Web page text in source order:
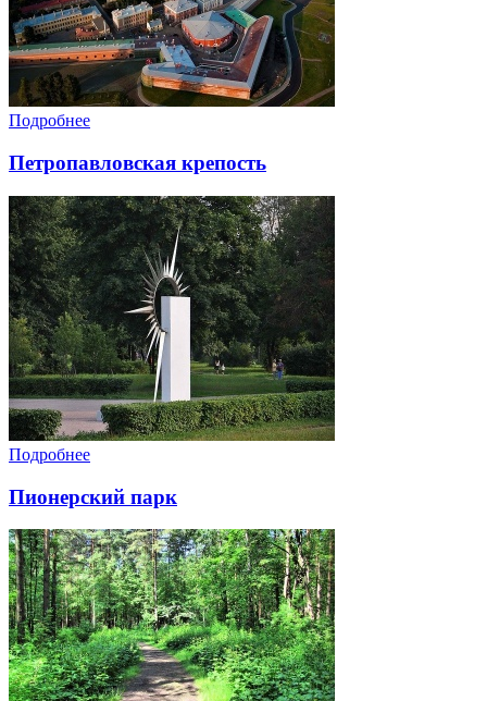
Подробнее
Петропавловская крепость
Подробнее
Пионерский парк